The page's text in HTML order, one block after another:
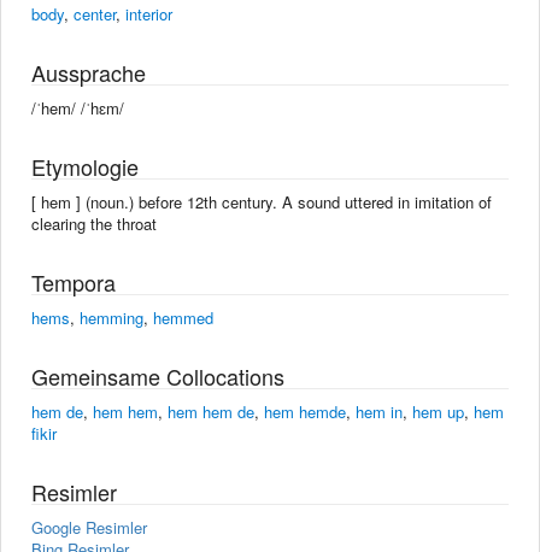
body, center, interior
Aussprache
/ˈhem/ /ˈhɛm/
Etymologie
[ hem ] (noun.) before 12th century. A sound uttered in imitation of
clearing the throat
Tempora
hems, hemming, hemmed
Gemeinsame Collocations
hem de, hem hem, hem hem de, hem hemde, hem in, hem up, hem
fikir
Resimler
Google Resimler